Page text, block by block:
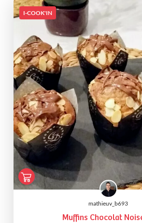
I-COOK'IN
mathieuv_b693
Muffins Chocolat